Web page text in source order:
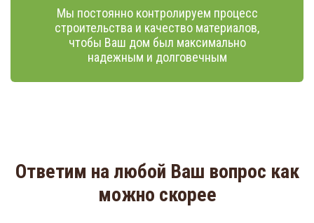
Мы постоянно контролируем процесс
строительства и качество материалов,
чтобы Ваш дом был максимально
надежным и долговечным
Ответим на любой Ваш вопрос как
можно скорее